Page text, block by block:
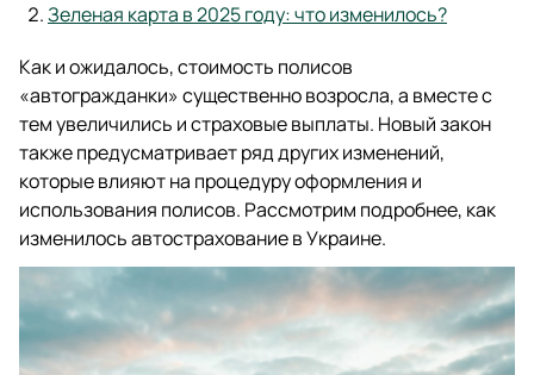
Зеленая карта в 2025 году: что изменилось?
Как и ожидалось, стоимость полисов
«автогражданки» существенно возросла, а вместе с
тем увеличились и страховые выплаты. Новый закон
также предусматривает ряд других изменений,
которые влияют на процедуру оформления и
использования полисов. Рассмотрим подробнее, как
изменилось автострахование в Украине.